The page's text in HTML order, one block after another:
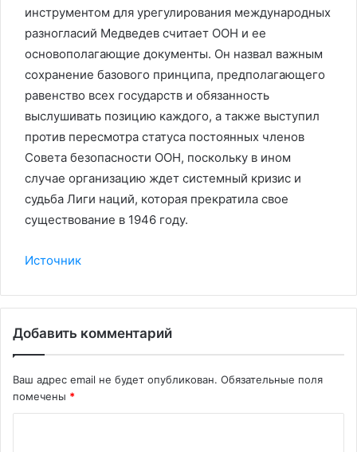
инструментом для урегулирования международных
разногласий Медведев считает ООН и ее
основополагающие документы. Он назвал важным
сохранение базового принципа, предполагающего
равенство всех государств и обязанность
выслушивать позицию каждого, а также выступил
против пересмотра статуса постоянных членов
Совета безопасности ООН, поскольку в ином
случае организацию ждет системный кризис и
судьба Лиги наций, которая прекратила свое
существование в 1946 году.
Источник
Добавить комментарий
Ваш адрес email не будет опубликован. Обязательные поля
помечены *